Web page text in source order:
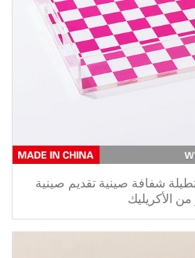
شفافة صينية تقديم صينية
الأكريليك